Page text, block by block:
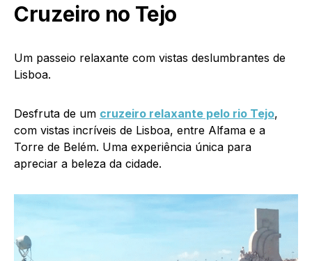
Cruzeiro no Tejo
Um passeio relaxante com vistas deslumbrantes de
Lisboa.
Desfruta de um cruzeiro relaxante pelo rio Tejo,
com vistas incríveis de Lisboa, entre Alfama e a
Torre de Belém. Uma experiência única para
apreciar a beleza da cidade.